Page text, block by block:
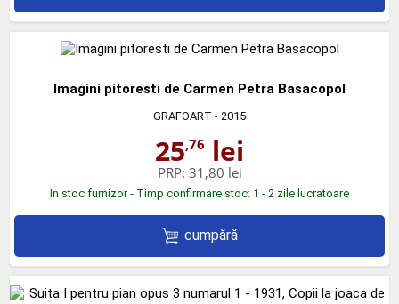
Imagini pitoresti de Carmen Petra Basacopol
GRAFOART - 2015
25,76 lei
PRP: 31,80 lei
In stoc furnizor - Timp confirmare stoc: 1 - 2 zile lucratoare
cumpără